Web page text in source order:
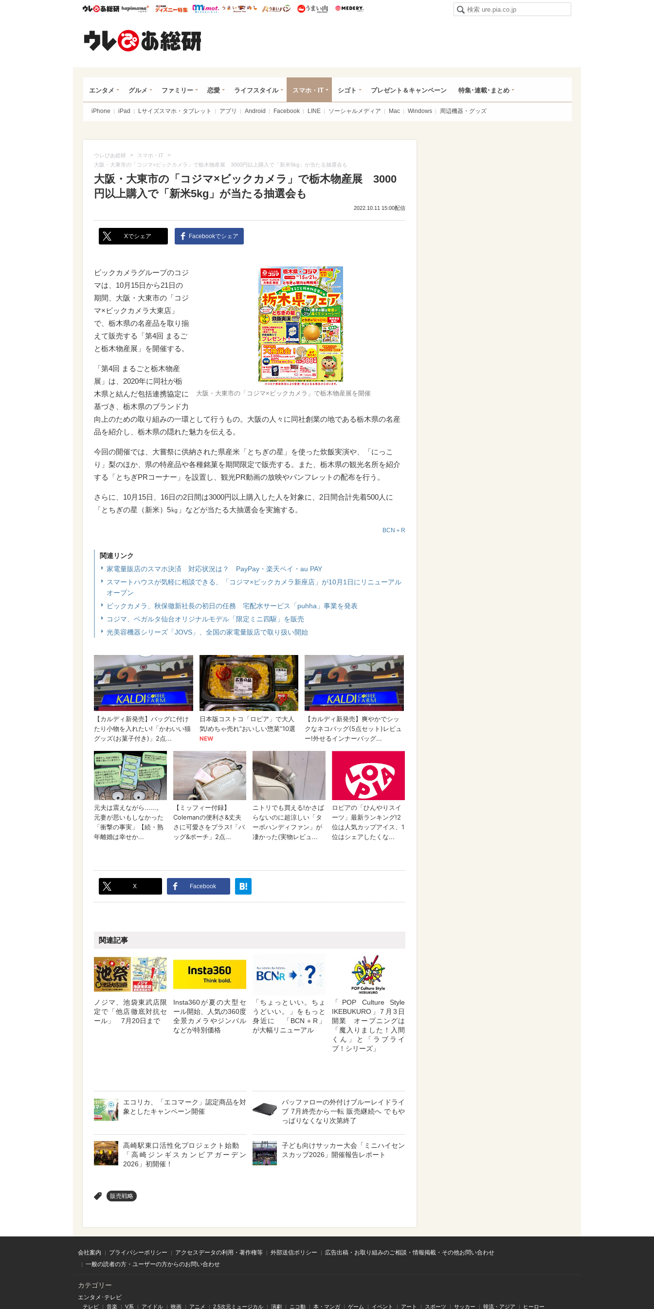
ウレぴあ総研ハピママ* ウレぴあ総研 ディズニー特集
mimot. うまいめし うまいパン うまい肉
エンタメ グルメ ファミリー 恋愛 ライフスタイル スマホ・IT シゴト プレゼント＆キャンペーン 特集･連載･まとめ
iPhone iPad Lサイズスマホ・タブレット アプリ Android Facebook LINE ソーシャルメディア Mac Windows 周辺機器・グッズ
ウレぴあ総研 > スマホ・IT >
大阪・大東市の「コジマ×ビックカメラ」で栃木物産展 3000円以上購入で「新米5kg」が当たる抽選会も
大阪・大東市の「コジマ×ビックカメラ」で栃木物産展 3000
円以上購入で「新米5kg」が当たる抽選会も
2022.10.11 15:00配信
Xでシェア Facebookでシェア
大阪・大東市の「コジマ×ビックカメラ」で栃木物産展を開催
ビックカメラグループのコジ
マは、10月15日から21日の
期間、大阪・大東市の「コジ
マ×ビックカメラ大東店」
で、栃木県の名産品を取り揃
えて販売する「第4回 まるご
と栃木物産展」を開催する。
「第4回 まるごと栃木物産
展」は、2020年に同社が栃
木県と結んだ包括連携協定に
基づき、栃木県のブランド力
向上のための取り組みの一環として行うもの。大阪の人々に同社創業の地である栃木県の名産
品を紹介し、栃木県の隠れた魅力を伝える。
今回の開催では、大嘗祭に供納された県産米「とちぎの星」を使った炊飯実演や、「にっこ
り」梨のほか、県の特産品や各種銘菓を期間限定で販売する。また、栃木県の観光名所を紹介
する「とちぎPRコーナー」を設置し、観光PR動画の放映やパンフレットの配布を行う。
さらに、10月15日、16日の2日間は3000円以上購入した人を対象に、2日間合計先着500人に
「とちぎの星（新米）5㎏」などが当たる大抽選会を実施する。
BCN＋R
関連リンク
家電量販店のスマホ決済 対応状況は？ PayPay・楽天ペイ・au PAY
スマートハウスが気軽に相談できる、「コジマ×ビックカメラ新座店」が10月1日にリニューアル
オープン
ビックカメラ、秋保徹新社長の初日の任務 宅配水サービス「puhha」事業を発表
コジマ、ベガルタ仙台オリジナルモデル「限定ミニ四駆」を販売
光美容機器シリーズ「JOVS」、全国の家電量販店で取り扱い開始
X Facebook
関連記事
ノジマ、池袋東武店限
定で「他店徹底対抗セ
ール」 7月20日まで
Insta360が夏の大型セ
ール開始、人気の360度
全景カメラやジンバル
などが特別価格
「ちょっといい。ちょ
うどいい。」をもっと
身近に 「BCN＋R」
が大幅リニューアル
「POP Culture Style
IKEBUKURO」7月3日
開業 オープニングは
「魔入りました！入間
くん」と「ラブライ
ブ！シリーズ」
エコリカ、「エコマーク」認定商品を対
象としたキャンペーン開催
バッファローの外付けブルーレイドライ
ブ 7月終売から一転 販売継続へ でもや
っぱりなくなり次第終了
高崎駅東口活性化プロジェクト始動
「高崎ジンギスカンビアガーデン
2026」初開催！
子ども向けサッカー大会「ミニハイセン
スカップ2026」開催報告レポート
販売戦略
会社案内 プライバシーポリシー アクセスデータの利用・著作権等 外部送信ポリシー
広告出稿・お取り組みのご相談・情報掲載・その他お問い合わせ
一般の読者の方・ユーザーの方からのお問い合わせ
カテゴリー
エンタメ･テレビ
テレビ 音楽 V系 アイドル 映画 アニメ 2.5次元ミュージカル 演劇 ニコ動 本・マンガ ゲーム イベント アート スポーツ サッカー 韓流・アジア ヒーロー